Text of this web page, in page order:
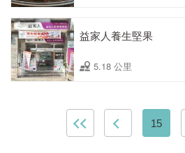
益家人養生堅果
5.18 公里
15